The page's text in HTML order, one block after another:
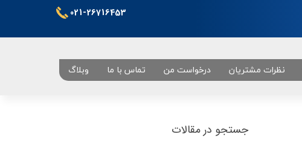
021-26716453
نظرات مشتریان درخواست من تماس با ما وبلاگ
جستجو در مقالات